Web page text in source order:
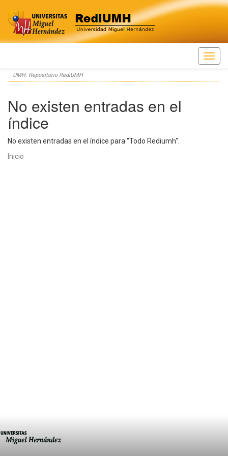
Skip
navigation
UMH: Repositorio RediUMH
No existen entradas en el
índice
No existen entradas en el índice para "Todo Rediumh".
Inicio